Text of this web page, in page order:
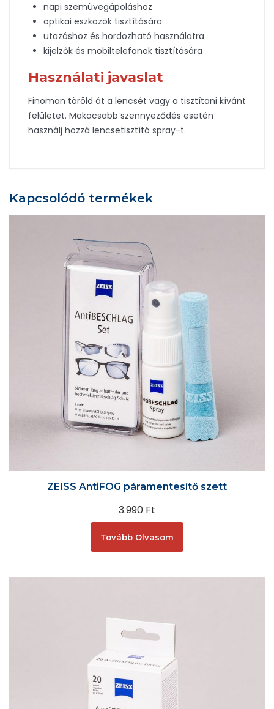
napi szemüvegápoláshoz
optikai eszközök tisztítására
utazáshoz és hordozható használatra
kijelzők és mobiltelefonok tisztítására
Használati javaslat
Finoman töröld át a lencsét vagy a tisztítani kívánt
felületet. Makacsabb szennyeződés esetén
használj hozzá lencsetisztító spray-t.
Kapcsolódó termékek
ZEISS AntiFOG páramentesítő szett
3.990 Ft
Tovább Olvasom